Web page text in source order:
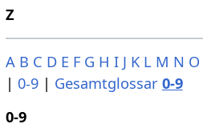
Z
A B C D E F G H I J K L M N O
| 0-9| Gesamtglossar 0-9
0-9